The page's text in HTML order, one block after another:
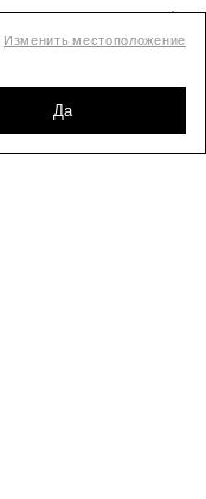
Изменить местоположение
Да